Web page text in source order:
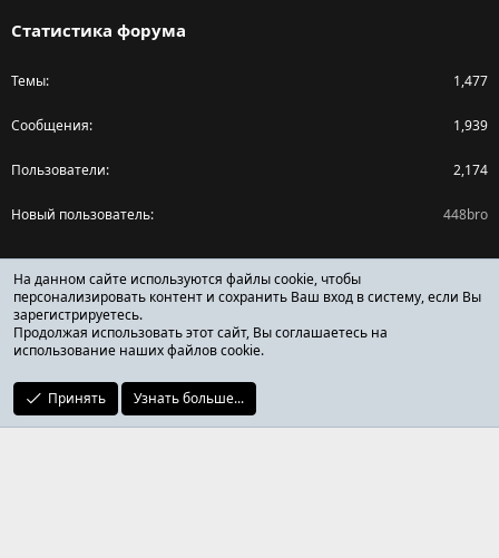
Статистика форума
Темы 1,477
Сообщения 1,939
Пользователи 2,174
Новый пользователь 448bro
Поделиться страницей
Facebook
X (Twitter)
Reddit
ОТЗЫВЫ ОНЛАЙН ФОРУМ
На данном сайте используются файлы cookie, чтобы
персонализировать контент и сохранить Ваш вход в систему, если Вы
зарегистрируетесь.
Продолжая использовать этот сайт, Вы соглашаетесь на
использование наших файлов cookie.
Принять Узнать больше...